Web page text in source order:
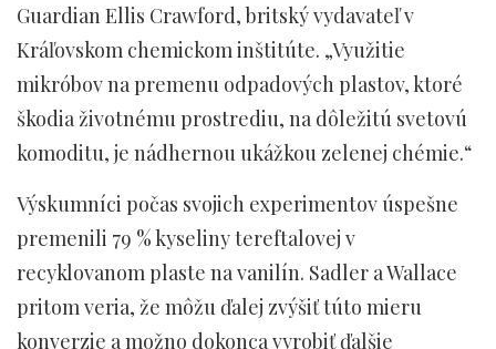
Guardian Ellis Crawford, britský vydavateľ v
Kráľovskom chemickom inštitúte. „Využitie
mikróbov na premenu odpadových plastov, ktoré
škodia životnému prostrediu, na dôležitú svetovú
komoditu, je nádhernou ukážkou zelenej chémie.“
Výskumníci počas svojich experimentov úspešne
premenili 79 % kyseliny tereftalovej v
recyklovanom plaste na vanilín. Sadler a Wallace
pritom veria, že môžu ďalej zvýšiť túto mieru
konverzie a možno dokonca vyrobiť ďalšie